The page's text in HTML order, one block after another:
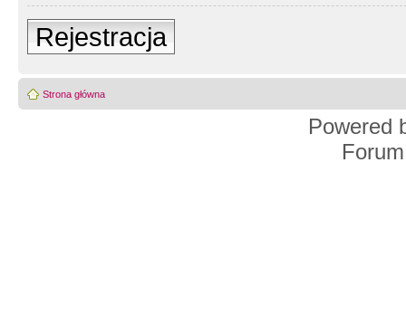
Rejestracja
Strona główna
Powered